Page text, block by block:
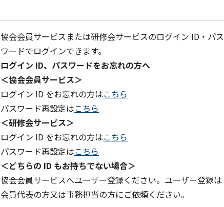
協会会員サービスまたは研修会サービスのログイン ID・パス
ワードでログインできます。
ログイン ID、パスワードをお忘れの方へ
＜協会会員サービス＞
ログイン ID をお忘れの方はこちら
パスワード再設定はこちら
＜研修会サービス＞
ログイン ID をお忘れの方はこちら
パスワード再設定はこちら
＜どちらの ID もお持ちでない場合＞
協会会員サービスへユーザー登録ください。ユーザー登録は
会員代表の方又は事務担当の方にご依頼ください。